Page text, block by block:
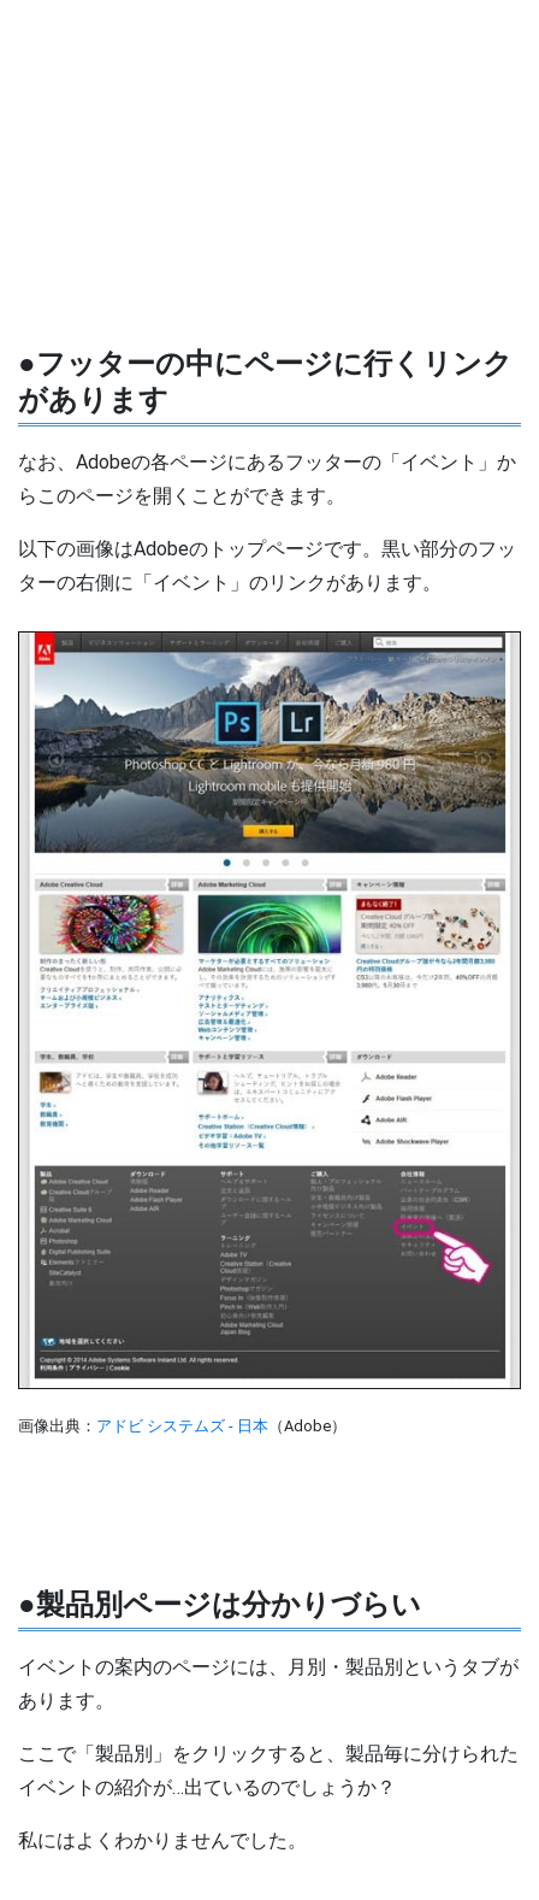
●フッターの中にページに行くリンク
があります
なお、Adobeの各ページにあるフッターの「イベント」か
らこのページを開くことができます。
以下の画像はAdobeのトップページです。黒い部分のフッ
ターの右側に「イベント」のリンクがあります。
画像出典： アドビ システムズ - 日本 （Adobe）
●製品別ページは分かりづらい
イベントの案内のページには、月別・製品別というタブが
あります。
ここで「製品別」をクリックすると、製品毎に分けられた
イベントの紹介が…出ているのでしょうか？
私にはよくわかりませんでした。